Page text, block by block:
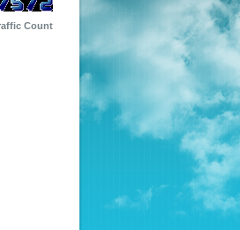
Count